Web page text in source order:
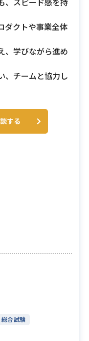
ダクトや事業全体
、学びながら進め
、チームと協力し
する
総合試験